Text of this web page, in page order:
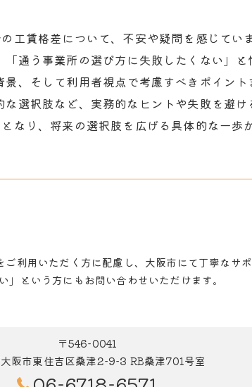
工賃格差について、不安や疑問を感じてい
通う事業所の選び方に失敗したくない」
、そして利用者視点で考慮すべきポイン
選択肢など、実務的なヒントや失敗を避け
り、将来の選択肢を広げる具体的な一歩
利用いただく方に配慮し、大阪市にて丁寧なサ
という方にもお問い合わせいただけます。
〒546-0041
阪市東住吉区桑津2-9-3 RB桑津701号室